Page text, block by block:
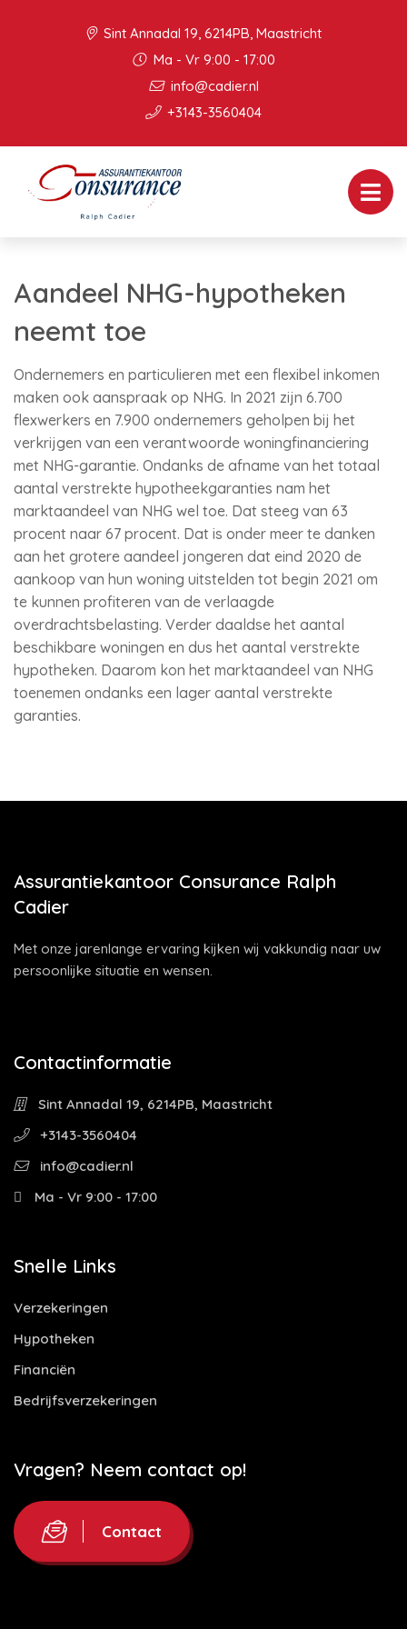
Sint Annadal 19, 6214PB, Maastricht
Ma - Vr 9:00 - 17:00
info@cadier.nl
+3143-3560404
Aandeel NHG-hypotheken
neemt toe
Ondernemers en particulieren met een flexibel inkomen
maken ook aanspraak op NHG. In 2021 zijn 6.700
flexwerkers en 7.900 ondernemers geholpen bij het
verkrijgen van een verantwoorde woningfinanciering
met NHG-garantie. Ondanks de afname van het totaal
aantal verstrekte hypotheekgaranties nam het
marktaandeel van NHG wel toe. Dat steeg van 63
procent naar 67 procent. Dat is onder meer te danken
aan het grotere aandeel jongeren dat eind 2020 de
aankoop van hun woning uitstelden tot begin 2021 om
te kunnen profiteren van de verlaagde
overdrachtsbelasting. Verder daaldse het aantal
beschikbare woningen en dus het aantal verstrekte
hypotheken. Daarom kon het marktaandeel van NHG
toenemen ondanks een lager aantal verstrekte
garanties.
Assurantiekantoor Consurance Ralph
Cadier
Met onze jarenlange ervaring kijken wij vakkundig naar uw
persoonlijke situatie en wensen.
Contactinformatie
Sint Annadal 19, 6214PB, Maastricht
+3143-3560404
info@cadier.nl
Ma - Vr 9:00 - 17:00
Snelle Links
Verzekeringen
Hypotheken
Financiën
Bedrijfsverzekeringen
Vragen? Neem contact op!
Contact